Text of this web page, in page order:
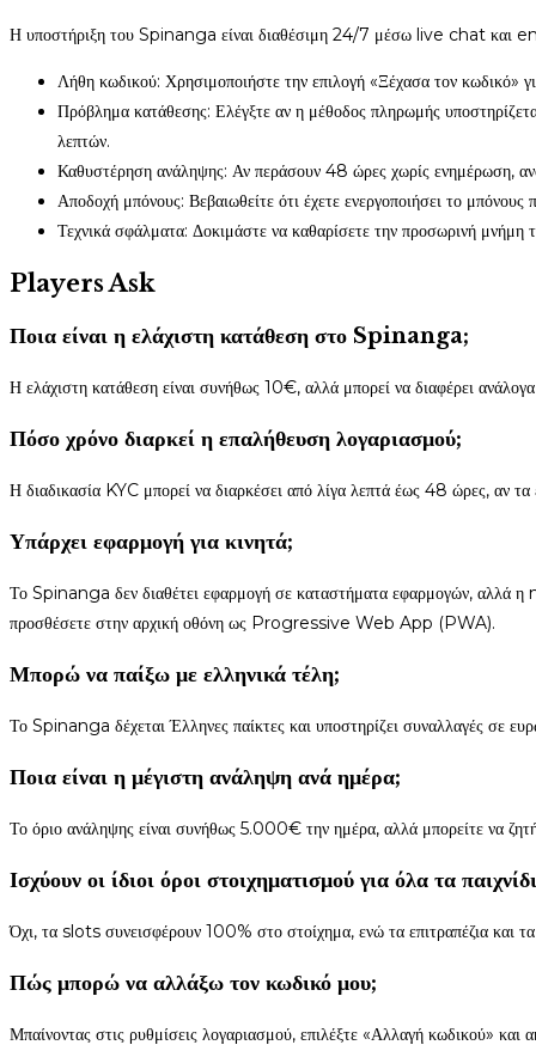
Η υποστήριξη του Spinanga είναι διαθέσιμη 24/7 μέσω live chat και
Λήθη κωδικού: Χρησιμοποιήστε την επιλογή «Ξέχασα τον κωδικό»
Πρόβλημα κατάθεσης: Ελέγξτε αν η μέθοδος πληρωμής
λεπτών.
Καθυστέρηση ανάληψης: Αν περάσουν 48 ώρες χωρίς ενημέρωση,
Αποδοχή μπόνους: Βεβαιωθείτε ότι έχετε ενεργοποιήσει το μπόνους
Τεχνικά σφάλματα: Δοκιμάστε να καθαρίσετε την προσωρινή μνήμη
Players Ask
Ποια είναι η ελάχιστη κατάθεση στο Spinanga;
Η ελάχιστη κατάθεση είναι συνήθως 10€, αλλά μπορεί να διαφέρει
Πόσο χρόνο διαρκεί η επαλήθευση λογαριασμού;
Η διαδικασία KYC μπορεί να διαρκέσει από λίγα λεπτά έως 48 ώρες, αν τα
Υπάρχει εφαρμογή για κινητά;
Το Spinanga δεν διαθέτει εφαρμογή σε καταστήματα εφαρμογών, αλλά
προσθέσετε στην αρχική οθόνη ως Progressive Web App (PWA).
Μπορώ να παίξω με ελληνικά τέλη;
Το Spinanga δέχεται Έλληνες παίκτες και υποστηρίζει συναλλαγές σε
Ποια είναι η μέγιστη ανάληψη ανά ημέρα;
Το όριο ανάληψης είναι συνήθως 5.000€ την ημέρα, αλλά μπορείτε να
Ισχύουν οι ίδιοι όροι στοιχηματισμού για όλα τα
Όχι, τα slots συνεισφέρουν 100% στο στοίχημα, ενώ τα επιτραπέζια και
Πώς μπορώ να αλλάξω τον κωδικό μου;
Μπαίνοντας στις ρυθμίσεις λογαριασμού, επιλέξτε «Αλλαγή κωδικού» και